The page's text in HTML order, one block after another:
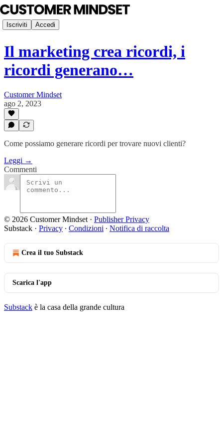
Iscriviti Accedi
Il marketing crea ricordi, i
ricordi generano…
Customer Mindset
ago 2, 2023
Come possiamo generare ricordi per trovare nuovi clienti?
Leggi →
Commenti
© 2026 Customer Mindset · Publisher Privacy
Substack · Privacy ∙ Condizioni ∙ Notifica di raccolta
Crea il tuo Substack
Scarica l'app
Substack è la casa della grande cultura